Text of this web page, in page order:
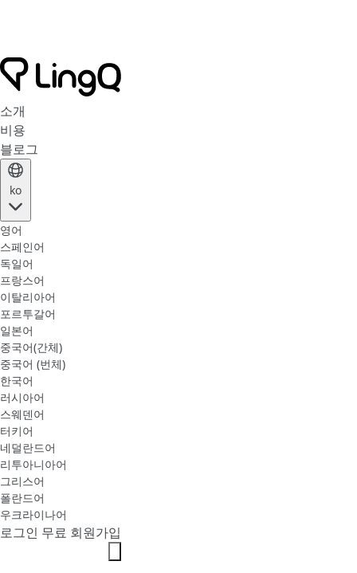
소개
비용
블로그
ko
영어
스페인어
독일어
프랑스어
이탈리아어
포르투갈어
일본어
중국어(간체)
중국어 (번체)
한국어
러시아어
스웨덴어
터키어
네덜란드어
리투아니아어
그리스어
폴란드어
우크라이나어
로그인 무료 회원가입